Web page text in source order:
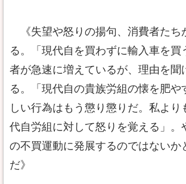
《失望や怒りの揚句、消費者たち
る。「現代自を買わずに輸入車を買
者が急速に増えているが、理由を聞
る。「現代自の貴族労組の懐を肥や
しい行為はもう懲り懲りだ。私より
代自労組に対して怒りを覚える」。
の不買運動に発展するのではないか
だ》